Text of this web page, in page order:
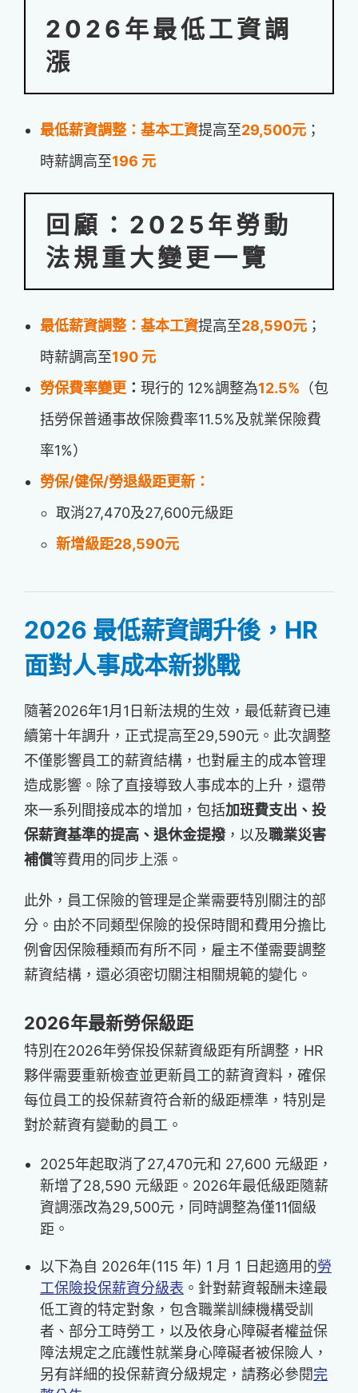
2026年最低工資調
漲
最低薪資調整：基本工資提高至29,500元 ；
時薪調高至196 元
回顧：2025年勞動
法規重大變更一覽
最低薪資調整：基本工資提高至28,590元 ；
時薪調高至190 元
勞保費率變更 ： 現行的 12%調整為12.5% （包
括勞保普通事故保險費率11.5%及就業保險費
率1%）
勞保/健保/勞退級距更新：
取消27,470及27,600元級距
新增級距28,590元
2026 最低薪資調升後，HR
面對人事成本新挑戰
隨著2026年1月1日新法規的生效，最低薪資已連
續第十年調升，正式提高至29,590元。此次調整
不僅影響員工的薪資結構，也對雇主的成本管理
造成影響。除了直接導致人事成本的上升，還帶
來一系列間接成本的增加，包括加班費支出、投
保薪資基準的提高、退休金提撥，以及職業災害
補償等費用的同步上漲。
此外，員工保險的管理是企業需要特別關注的部
分。由於不同類型保險的投保時間和費用分擔比
例會因保險種類而有所不同，雇主不僅需要調整
薪資結構，還必須密切關注相關規範的變化。
2026年最新勞保級距
特別在2026年勞保投保薪資級距有所調整，HR
夥伴需要重新檢查並更新員工的薪資資料，確保
每位員工的投保薪資符合新的級距標準，特別是
對於薪資有變動的員工。
2025年起取消了27,470元和 27,600 元級距，
新增了28,590 元級距。2026年最低級距隨薪
資調漲改為29,500元，同時調整為僅11個級
距。
以下為自 2026年(115 年) 1 月 1 日起適用的勞
工保險投保薪資分級表 。針對薪資報酬未達最
低工資的特定對象，包含職業訓練機構受訓
者、部分工時勞工，以及依身心障礙者權益保
障法規定之庇護性就業身心障礙者被保險人，
另有詳細的投保薪資分級規定，請務必參閱完